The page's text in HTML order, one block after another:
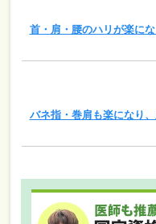
首・肩・腰のハリが楽にな
バネ指・巻肩も楽になり